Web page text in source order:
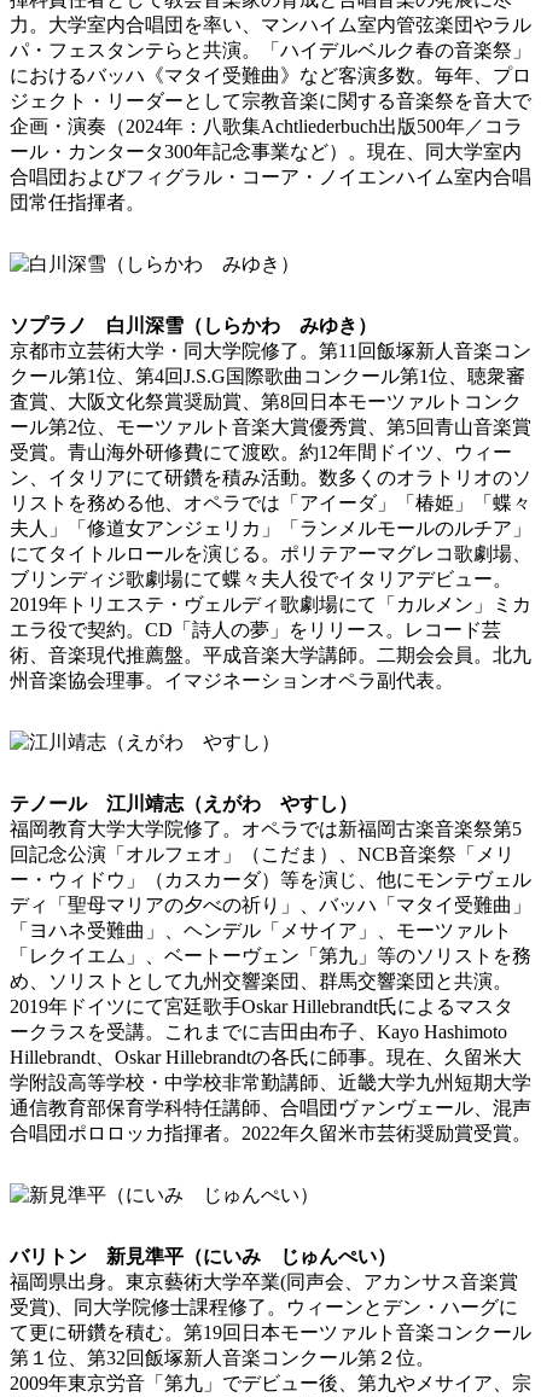
力。大学室内合唱団を率い、マンハイム室内管弦楽団やラル
パ・フェスタンテらと共演。「ハイデルベルク春の音楽祭」
におけるバッハ《マタイ受難曲》など客演多数。毎年、プロ
ジェクト・リーダーとして宗教音楽に関する音楽祭を音大で
企画・演奏（2024年：八歌集Achtliederbuch出版500年／コラ
ール・カンタータ300年記念事業など）。現在、同大学室内
合唱団およびフィグラル・コーア・ノイエンハイム室内合唱
団常任指揮者。
ソプラノ 白川深雪（しらかわ みゆき）
京都市立芸術大学・同大学院修了。第11回飯塚新人音楽コン
クール第1位、第4回J.S.G国際歌曲コンクール第1位、聴衆審
査賞、大阪文化祭賞奨励賞、第8回日本モーツァルトコンク
ール第2位、モーツァルト音楽大賞優秀賞、第5回青山音楽賞
受賞。青山海外研修費にて渡欧。約12年間ドイツ、ウィー
ン、イタリアにて研鑽を積み活動。数多くのオラトリオのソ
リストを務める他、オペラでは「アイーダ」「椿姫」「蝶々
夫人」「修道女アンジェリカ」「ランメルモールのルチア」
にてタイトルロールを演じる。ポリテアーマグレコ歌劇場、
ブリンディジ歌劇場にて蝶々夫人役でイタリアデビュー。
2019年トリエステ・ヴェルディ歌劇場にて「カルメン」ミカ
エラ役で契約。CD「詩人の夢」をリリース。レコード芸
術、音楽現代推薦盤。平成音楽大学講師。二期会会員。北九
州音楽協会理事。イマジネーションオペラ副代表。
テノール 江川靖志（えがわ やすし）
福岡教育大学大学院修了。オペラでは新福岡古楽音楽祭第5
回記念公演「オルフェオ」（こだま）、NCB音楽祭「メリ
ー・ウィドウ」（カスカーダ）等を演じ、他にモンテヴェル
ディ「聖母マリアの夕べの祈り」、バッハ「マタイ受難曲」
「ヨハネ受難曲」、ヘンデル「メサイア」、モーツァルト
「レクイエム」、ベートーヴェン「第九」等のソリストを務
め、ソリストとして九州交響楽団、群馬交響楽団と共演。
2019年ドイツにて宮廷歌手Oskar Hillebrandt氏によるマスタ
ークラスを受講。これまでに吉田由布子、Kayo Hashimoto
Hillebrandt、Oskar Hillebrandtの各氏に師事。現在、久留米大
学附設高等学校・中学校非常勤講師、近畿大学九州短期大学
通信教育部保育学科特任講師、合唱団ヴァンヴェール、混声
合唱団ポロロッカ指揮者。2022年久留米市芸術奨励賞受賞。
バリトン 新見準平（にいみ じゅんぺい）
福岡県出身。東京藝術大学卒業(同声会、アカンサス音楽賞
受賞)、同大学院修士課程修了。ウィーンとデン・ハーグに
て更に研鑽を積む。第19回日本モーツァルト音楽コンクール
第１位、第32回飯塚新人音楽コンクール第２位。
2009年東京労音「第九」でデビュー後、第九やメサイア、宗